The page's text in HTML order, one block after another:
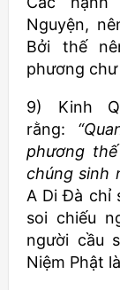
Nguyện,
Bởi thế
phương
9) Kinh
rằng:
phương
chúng sinh
A Di Đà chỉ
soi chiếu
người cầu
Niệm Phật